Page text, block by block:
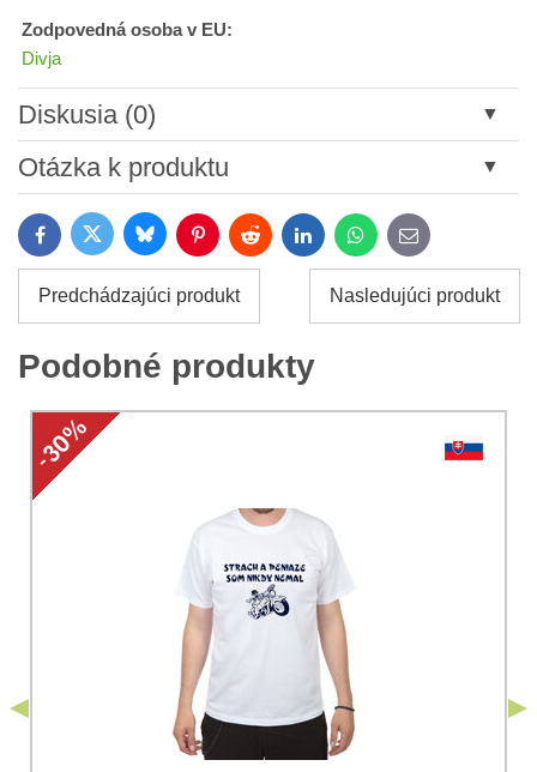
Zodpovedná osoba v EU:
Divja
Diskusia (0)
Nový komentár
Názov:
Meno:*
Súhlasím so spracovaním osobných údajov za účelom
odoslania formulára. Oboznámil som sa s
Ochrany osobných údajovspoločnosti Bomba
Otázka k produktu
*
Váš e-mail:*
Vaša otázka k produktu:
FacebookTwitter BlueskyPinterestReddit LinkedInWhatsApp
E-
mail
Predchádzajúci produkt Nasledujúci produkt
Podobné produkty